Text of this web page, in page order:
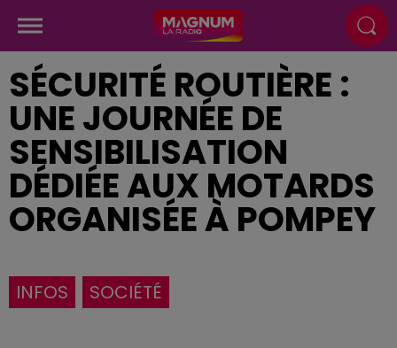
SÉCURITÉ ROUTIÈRE :
UNE JOURNÉE DE
SENSIBILISATION
DÉDIÉE AUX MOTARDS
ORGANISÉE À POMPEY
INFOS SOCIÉTÉ